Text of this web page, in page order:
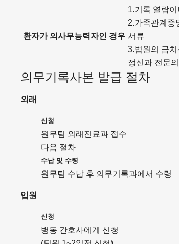
환자가 의사무능력자인 경우
1.기록 열람
2.가족관계증
서류
3.법원의 금
정신과 전문
의무기록사본 발급 절차
외래
신청
원무팀 외래진료과 접수
다음 절차
수납 및 수령
원무팀 수납 후 의무기록과에서 수령
입원
신청
병동 간호사에게 신청